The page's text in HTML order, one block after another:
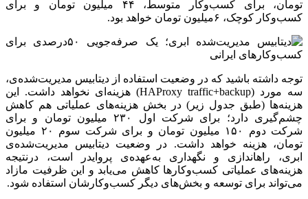
تومان، برای کسب‌وکار متوسط، ۴۴ میلیون تومان و برای
کسب‌وکار کوچک، ۶میلیون تومان خواهد بود.
توجه داشته باشید که در وضعیت استفاده از دیتابیس مدیریت‌شده‌ی،
سه مورد (HAProxy traffic+backup) هزینه‌ای نخواهد داشت. این
هزینه‌ها (طبق جدول زیر) در بخش هزینه‌های عملیاتی هم کاهش
چشم‌گیری دارد؛ برای شرکت اول ۲۳۰ میلیون تومان و برای
شرکت دوم ۱۵۰ میلیون تومان و برای شرکت سوم ۲۰ میلیون
تومان، هزینه خواهد داشت. در وضعیت دیتابیس مدیریت‌شده‌ی
ابری، راه‎اندازی و نگهداری به‌عهده‌ی پروایدر است، درنتیجه
هزینه‌های عملیاتی کسب‌وکارها کاهش می‌یابد و این ظرفیت مازاد
می‌تواند برای توسعه و بخش‌های دیگر کسب‌وکارشان استفاده شود.